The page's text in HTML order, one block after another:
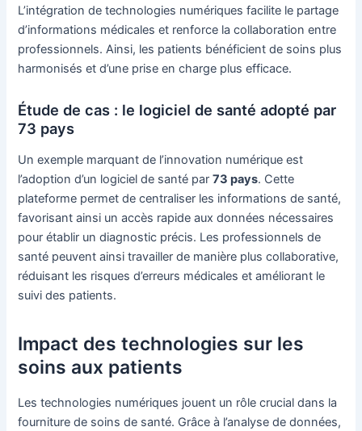
L’intégration de technologies numériques facilite le partage
d’informations médicales et renforce la collaboration entre
professionnels. Ainsi, les patients bénéficient de soins plus
harmonisés et d’une prise en charge plus efficace.
Étude de cas : le logiciel de santé adopté par
73 pays
Un exemple marquant de l’innovation numérique est
l’adoption d’un logiciel de santé par73 pays. Cette
plateforme permet de centraliser les informations de santé,
favorisant ainsi un accès rapide aux données nécessaires
pour établir un diagnostic précis. Les professionnels de
santé peuvent ainsi travailler de manière plus collaborative,
réduisant les risques d’erreurs médicales et améliorant le
suivi des patients.
Impact des technologies sur les
soins aux patients
Les technologies numériques jouent un rôle crucial dans la
fourniture de soins de santé. Grâce à l’analyse de données,